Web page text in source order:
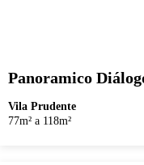
Panoramico
Vila Prudente
77m² a 118m²